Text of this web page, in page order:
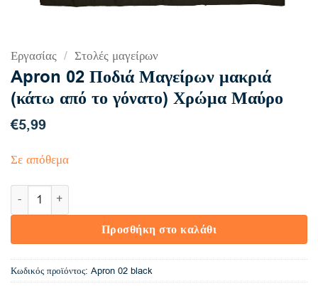
Εργασίας / Στολές μαγείρων
Apron 02 Ποδιά Μαγείρων μακριά
(κάτω από το γόνατο) Χρώμα Μαύρο
€5,99
Σε απόθεμα
Apron 02 Ποδιά Μαγείρων μακριά (κάτω από το γόνατο) Χρώμα
Προσθήκη στο καλάθι
Κωδικός προϊόντος: Apron 02 black